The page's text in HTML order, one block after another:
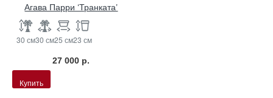
Агава Парри ‘Транката’
30 см30 см25 см23 см
27 000 р.
Купить